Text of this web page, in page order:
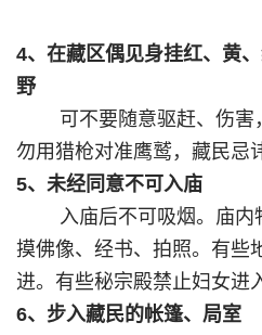
4、在藏区偶见身挂红、黄
野
可不要随意驱赶、伤害
勿用猎枪对准鹰鹫，藏民忌
5、未经同意不可入庙
入庙后不可吸烟。庙内
摸佛像、经书、拍照。有些
进。有些秘宗殿禁止妇女进
6、步入藏民的帐篷、局室